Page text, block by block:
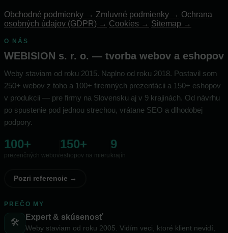
Obchodné podmienky → Zmluvné podmienky → Ochrana
osobných údajov (GDPR) → Cookies → Sitemap →
O NÁS
WEBISION s. r. o. — tvorba webov a eshopov
Weby staviam od roku 2015. Naplno od roku 2018. Postavil som
250+ webov z toho a 100+ firemných prezentácii a 150+ eshopov
v produkcii — pre firmy na Slovensku aj v 9 krajinách. Od návrhu
po spustenie pod jednou strechou, vrátane SEO a dlhodobej
podpory.
100+
prezenčných webov
150+
eshopov na mieru
9
krajín
Pozri referencie →
PREČO MY
🛠️ Expert & skúsenosť
Weby staviam od roku 2005. Vidím veci, ktoré klient nevidí,